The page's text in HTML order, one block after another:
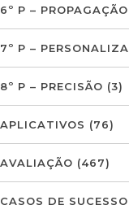
6º P – PROPAGAÇÃO
7º P –
8º P – PRECISÃO (3)
APLICATIVOS (76)
AVALIAÇÃO (467)
CASOS DE